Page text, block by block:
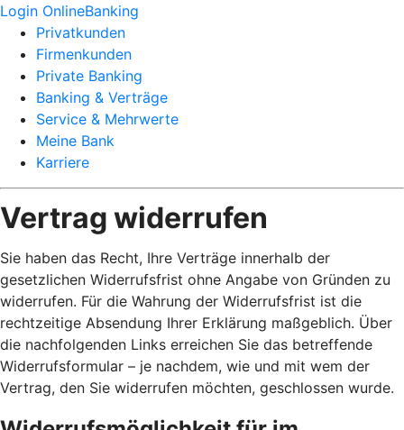
Login OnlineBanking
Privatkunden
Firmenkunden
Private Banking
Banking & Verträge
Service & Mehrwerte
Meine Bank
Karriere
Vertrag widerrufen
Sie haben das Recht, Ihre Verträge innerhalb der
gesetzlichen Widerrufsfrist ohne Angabe von Gründen zu
widerrufen. Für die Wahrung der Widerrufsfrist ist die
rechtzeitige Absendung Ihrer Erklärung maßgeblich. Über
die nachfolgenden Links erreichen Sie das betreffende
Widerrufsformular – je nachdem, wie und mit wem der
Vertrag, den Sie widerrufen möchten, geschlossen wurde.